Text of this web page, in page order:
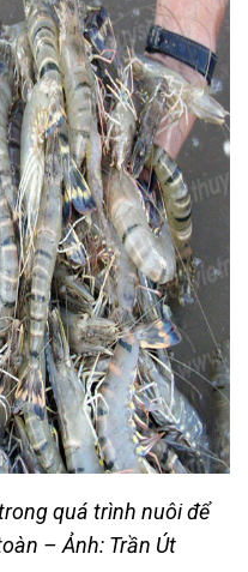
quá trình nuôi để
– Ảnh: Trần Út